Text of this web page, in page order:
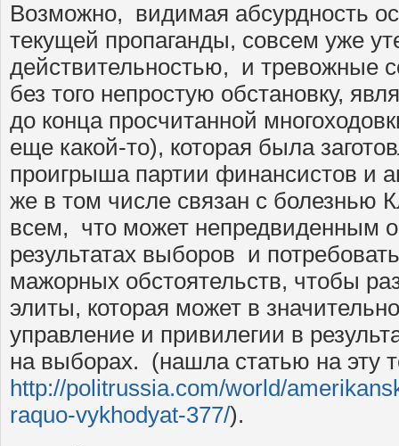
Возможно, видимая абсурдность
текущей пропаганды, совсем уже
действительностью, и тревожные
без того непростую обстановку,
до конца просчитанной
еще какой-то), которая была
проигрыша партии финансистов и
же в том числе связан с болезнью
всем, что может непредвиденным
результатах выборов и
мажорных обстоятельств, чтобы
элиты, которая может в
управление и привилегии в
на выборах. (нашла статью на эту
http://politrussia.com/world/
raquo-vykhodyat-377/).